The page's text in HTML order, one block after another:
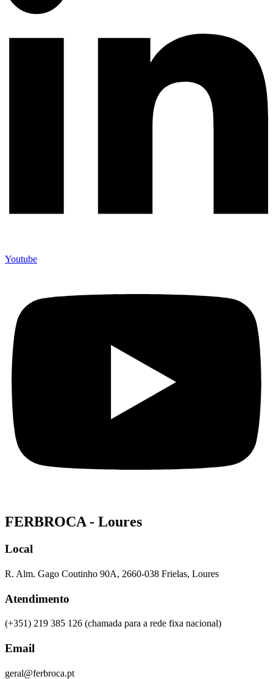
Youtube
FERBROCA - Loures
Local
R. Alm. Gago Coutinho 90A, 2660-038 Frielas, Loures
Atendimento
(+351) 219 385 126 (chamada para a rede fixa nacional)
Email
geral@ferbroca.pt